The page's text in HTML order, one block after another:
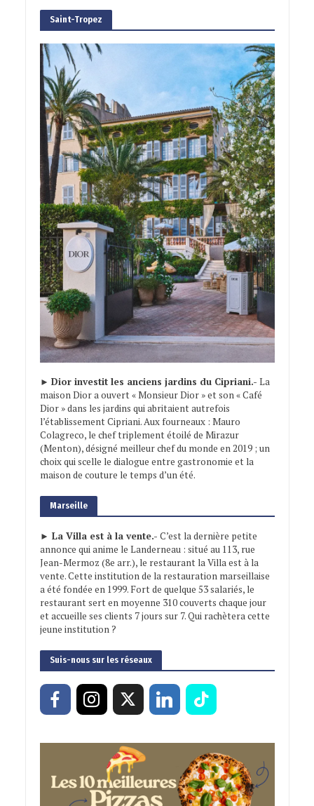
Saint-Tropez
► Dior investit les anciens jardins du Cipriani.- La
maison Dior a ouvert « Monsieur Dior » et son « Café
Dior » dans les jardins qui abritaient autrefois
l’établissement Cipriani. Aux fourneaux : Mauro
Colagreco, le chef triplement étoilé de Mirazur
(Menton), désigné meilleur chef du monde en 2019 ; un
choix qui scelle le dialogue entre gastronomie et la
maison de couture le temps d’un été.
Marseille
► La Villa est à la vente.- C’est la dernière petite
annonce qui anime le Landerneau : situé au 113, rue
Jean-Mermoz (8e arr.), le restaurant la Villa est à la
vente. Cette institution de la restauration marseillaise
a été fondée en 1999. Fort de quelque 53 salariés, le
restaurant sert en moyenne 310 couverts chaque jour
et accueille ses clients 7 jours sur 7. Qui rachètera cette
jeune institution ?
Suis-nous sur les réseaux